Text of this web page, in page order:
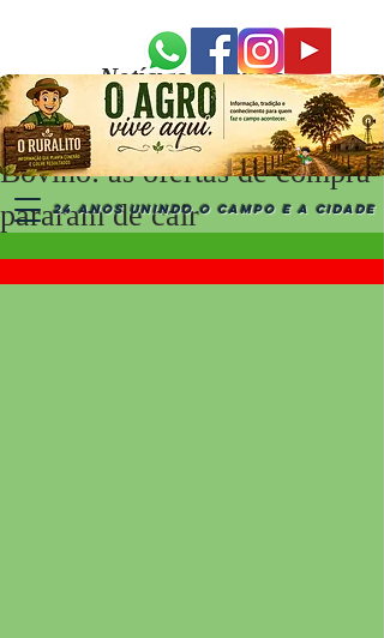
24 ANOS UNINDO O CAMPO E A CIDADE
Notícias Recentes
Bovino: as ofertas de compra
pararam de cair